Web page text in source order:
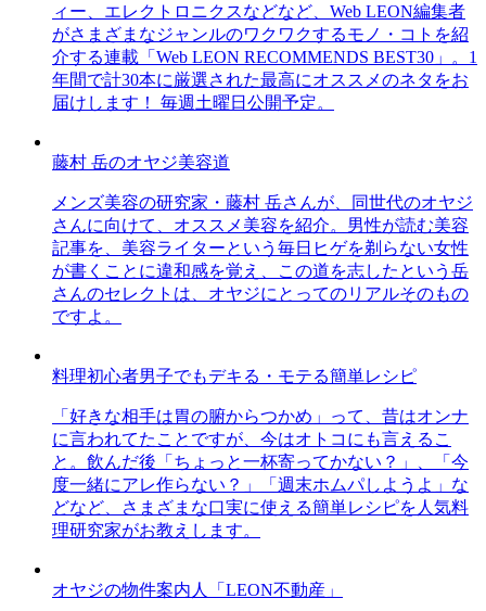
ィー、エレクトロニクスなどなど、Web LEON編集者
がさまざまなジャンルのワクワクするモノ・コトを紹
介する連載「Web LEON RECOMMENDS BEST30」。1
年間で計30本に厳選された最高にオススメのネタをお
届けします！ 毎週土曜日公開予定。
藤村 岳のオヤジ美容道
メンズ美容の研究家・藤村 岳さんが、同世代のオヤジ
さんに向けて、オススメ美容を紹介。男性が読む美容
記事を、美容ライターという毎日ヒゲを剃らない女性
が書くことに違和感を覚え、この道を志したという岳
さんのセレクトは、オヤジにとってのリアルそのもの
ですよ。
料理初心者男子でもデキる・モテる簡単レシピ
「好きな相手は胃の腑からつかめ」って、昔はオンナ
に言われてたことですが、今はオトコにも言えるこ
と。飲んだ後「ちょっと一杯寄ってかない？」、「今
度一緒にアレ作らない？」「週末ホムパしようよ」な
どなど、さまざまな口実に使える簡単レシピを人気料
理研究家がお教えします。
オヤジの物件案内人「LEON不動産」